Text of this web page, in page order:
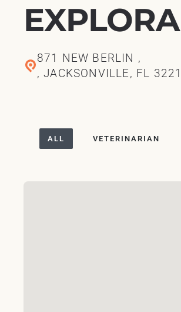
871 NEW BERLIN ,
, JACKSONVILLE, FL
ALL VETERINARIAN